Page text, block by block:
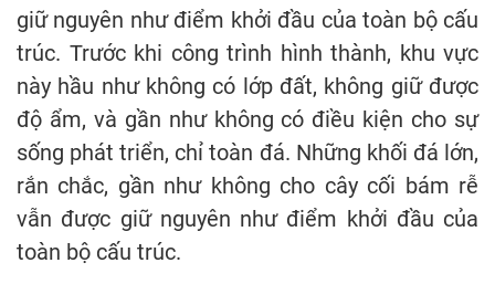
giữ nguyên như điểm khởi đầu của toàn bộ cấu
trúc. Trước khi công trình hình thành, khu vực
này hầu như không có lớp đất, không giữ được
độ ẩm, và gần như không có điều kiện cho sự
sống phát triển, chỉ toàn đá. Những khối đá lớn,
rắn chắc, gần như không cho cây cối bám rễ
vẫn được giữ nguyên như điểm khởi đầu của
toàn bộ cấu trúc.